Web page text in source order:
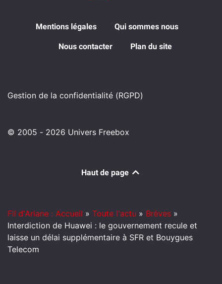
Mentions légales Qui sommes nous
Nous contacter Plan du site
Gestion de la confidentialité (RGPD)
© 2005 - 2026 Univers Freebox
Haut de page
Fil d'Ariane : Accueil » Toute l'actu » Brèves »
Interdiction de Huawei : le gouvernement recule et
laisse un délai supplémentaire à SFR et Bouygues
Telecom